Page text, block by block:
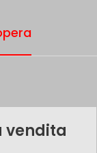
vendita